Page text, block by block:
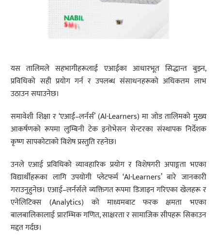
यस तालिमले सहभागीहरूलाई एआईका आधारभूत सिद्धान्त बुझ्न,
प्रविधिको सही प्रयोग गर्न र उपलब्ध संसाधनहरूको अधिकतम लाभ
उठाउन सघाउनेछ।
समावेशी शिक्षा र ‘एआई–लर्नर्स’ (AI-Learners) मा जोड तालिमको मुख्य
आकर्षणको रूपमा लुम्बिनी टेक इनोभेसन सेन्टरका संस्थापक निर्देशक
कृष्ण सापकोटाको विशेष प्रस्तुति रहनेछ।
उनले एआई प्रविधिको व्यावहारिक प्रयोग र विशेषगरी अपाङ्गता भएका
विद्यार्थीहरूका लागि उपयोगी प्लेटफर्म ‘AI-Learners’ बारे जानकारी
गराउनुहुनेछ। एआई–लर्नर्सले व्यक्तिगत रूपमा डिजाइन गरिएका खेलहरू र
एनेलिटिक्स (Analytics) को माध्यमबाट फरक क्षमता भएका
बालबालिकालाई प्रारम्भिक गणित, साक्षरता र सामाजिक सीपहरू सिकाउन
मद्दत गर्दछ।